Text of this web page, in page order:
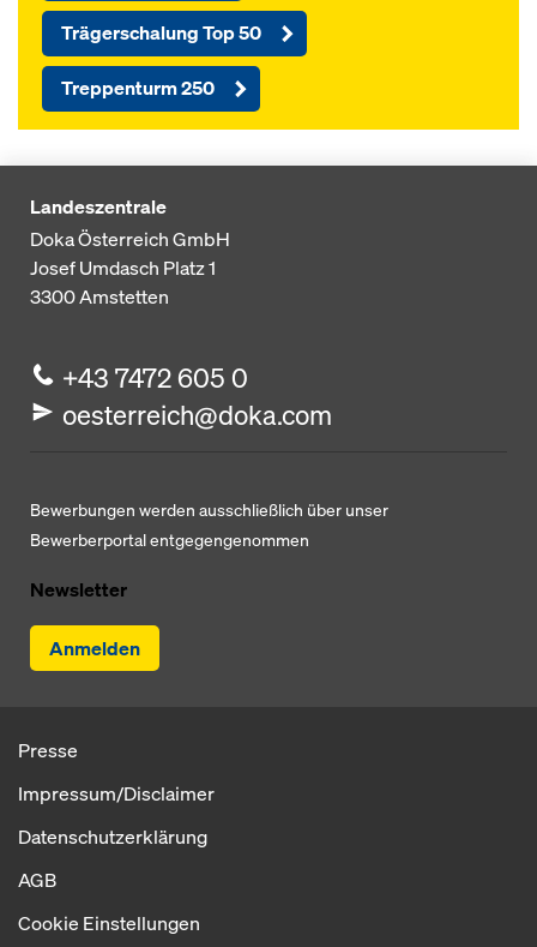
Trägerschalung Top 50
Treppenturm 250
Landeszentrale
Doka Österreich GmbH
Josef Umdasch Platz 1
3300Amstetten
+43 7472 605 0
oesterreich@doka.com
Bewerbungen werden ausschließlich über unser
Bewerberportal entgegengenommen
Newsletter
Anmelden
Presse
Impressum/Disclaimer
Datenschutzerklärung
AGB
Cookie Einstellungen